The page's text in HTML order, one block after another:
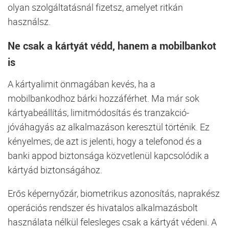
olyan szolgáltatásnál fizetsz, amelyet ritkán
használsz.
Ne csak a kártyát védd, hanem a mobilbankot
is
A kártyalimit önmagában kevés, ha a
mobilbankodhoz bárki hozzáférhet. Ma már sok
kártyabeállítás, limitmódosítás és tranzakció-
jóváhagyás az alkalmazáson keresztül történik. Ez
kényelmes, de azt is jelenti, hogy a telefonod és a
banki appod biztonsága közvetlenül kapcsolódik a
kártyád biztonságához.
Erős képernyőzár, biometrikus azonosítás, naprakész
operációs rendszer és hivatalos alkalmazásbolt
használata nélkül felesleges csak a kártyát védeni. A